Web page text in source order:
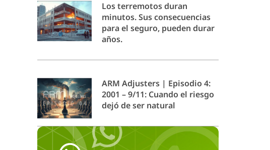
Los terremotos duran
minutos. Sus consecuencias
para el seguro, pueden durar
años.
ARM Adjusters | Episodio 4:
2001 – 9/11: Cuando el riesgo
dejó de ser natural